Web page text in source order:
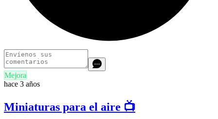
Mejora
hace 3 años
Miniaturas para el aire 📺